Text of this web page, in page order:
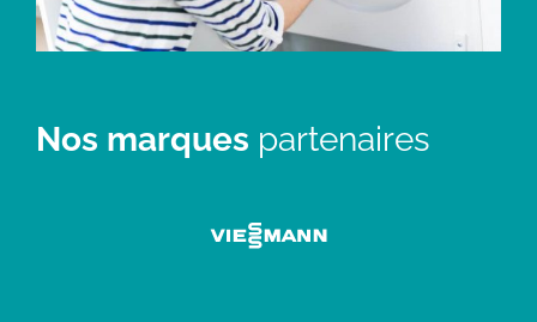
Nos marques partenaires